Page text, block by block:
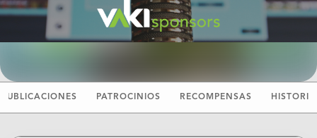
PUBLICACIONES PATROCINIOS RECOMPENSAS HISTORIA